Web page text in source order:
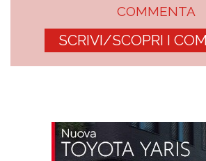
COMMENTA
SCRIVI/SCOPRI I